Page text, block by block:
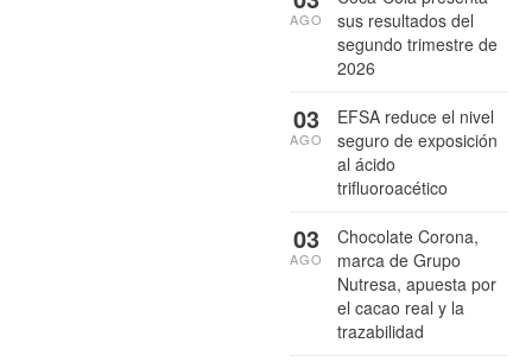
sus resultados del
segundo trimestre de
2026
AGO
EFSA reduce el nivel
seguro de exposición
al ácido
trifluoroacético
03
AGO
Chocolate Corona,
marca de Grupo
Nutresa, apuesta por
el cacao real y la
trazabilidad
03
AGO